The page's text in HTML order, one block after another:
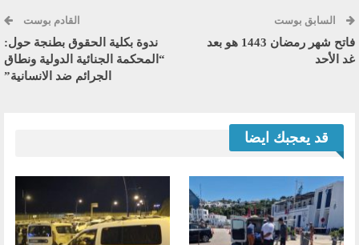
السابق بوست
فاتح شهر رمضان 1443 هو بعد
غد الأحد
القادم بوست
ندوة بكلية الحقوق بطنجة حول:
“المحكمة الجنائية الدولية ونطاق
الجرائم ضد الانسانية”
قد يعجبك ايضا